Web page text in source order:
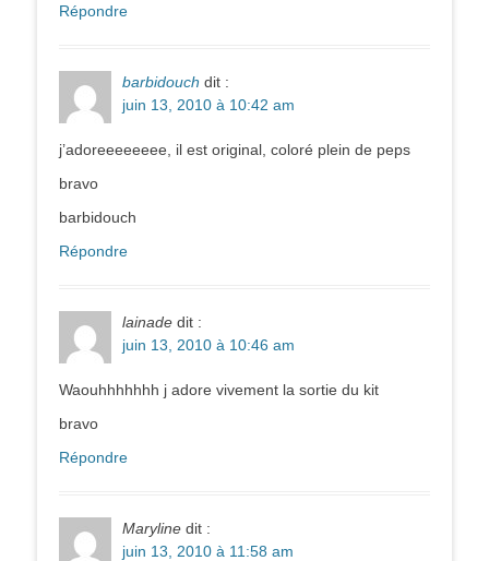
Répondre
barbidouch dit :
juin 13, 2010 à 10:42 am
j’adoreeeeeeee, il est original, coloré plein de peps
bravo
barbidouch
Répondre
lainade dit :
juin 13, 2010 à 10:46 am
Waouhhhhhhh j adore vivement la sortie du kit
bravo
Répondre
Maryline dit :
juin 13, 2010 à 11:58 am